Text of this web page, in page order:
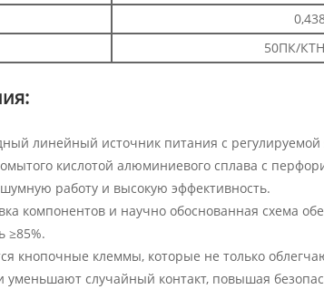
50ПК/
линейный источник питания с регулируемой
кислотой алюминиевого сплава с
работу и высокую эффективность.
компонентов и научно обоснованная схема
≥85%.
кнопочные клеммы, которые не только
случайный контакт, повышая